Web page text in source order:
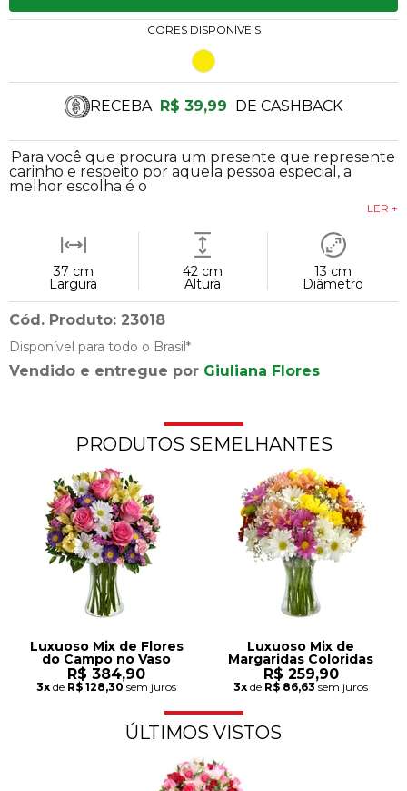
Para você que procura um presente que represente
carinho e respeito por aquela pessoa especial, a
melhor escolha é o
LER +
CORES DISPONÍVEIS
37 cm
Largura
42 cm
Altura
13 cm
Diâmetro
Cód. Produto: 23018
Disponível para todo o Brasil*
Vendido e entregue por Giuliana Flores
RECEBA R$ 39,99 DE CASHBACK
PRODUTOS SEMELHANTES
Luxuoso Mix de Flores
do Campo no Vaso
R$ 384,90
3x de R$ 128,30sem juros
Luxuoso Mix de
Margaridas Coloridas
R$ 259,90
3x de R$ 86,63sem juros
ÚLTIMOS VISTOS